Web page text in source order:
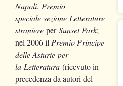
Napoli, Premio
speciale sezione Letterature
straniere perSunset Park;
nel 2006 ilPremio Principe
delle Asturie per
la Letteratura (ricevuto in
precedenza da autori del